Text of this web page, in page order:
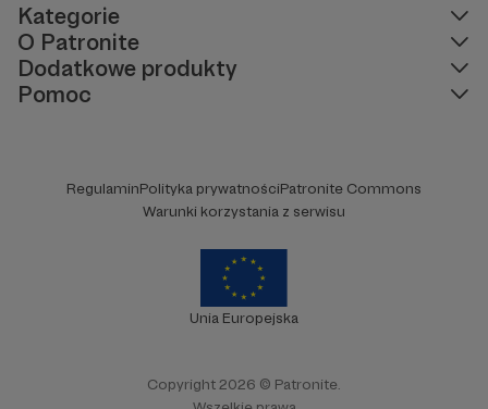
Kategorie
O Patronite
Dodatkowe produkty
Pomoc
RegulaminPolityka prywatnościPatronite Commons
Warunki korzystania z serwisu
Unia Europejska
Copyright 2026 © Patronite.